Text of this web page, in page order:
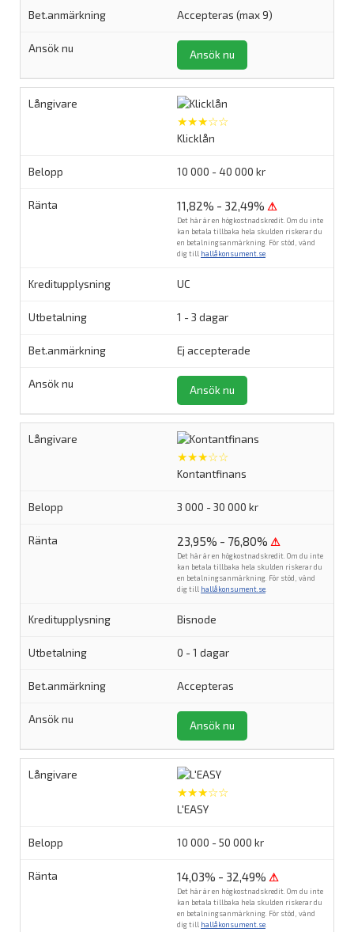
Accepteras (max 9)
Ansök nu
★★★☆☆
Klicklån
10 000 - 40 000 kr
11,82% - 32,49% ⚠
Det här är en högkostnadskredit. Om du inte
kan betala tillbaka hela skulden riskerar du
en betalningsanmärkning. För stöd, vänd
dig till hallåkonsument.se
UC
1 - 3 dagar
Ej accepterade
Ansök nu
★★★☆☆
Kontantfinans
3 000 - 30 000 kr
23,95% - 76,80% ⚠
Det här är en högkostnadskredit. Om du inte
kan betala tillbaka hela skulden riskerar du
en betalningsanmärkning. För stöd, vänd
dig till hallåkonsument.se
Bisnode
0 - 1 dagar
Accepteras
Ansök nu
★★★☆☆
L'EASY
10 000 - 50 000 kr
14,03% - 32,49% ⚠
Det här är en högkostnadskredit. Om du inte
kan betala tillbaka hela skulden riskerar du
en betalningsanmärkning. För stöd, vänd
dig till hallåkonsument.se